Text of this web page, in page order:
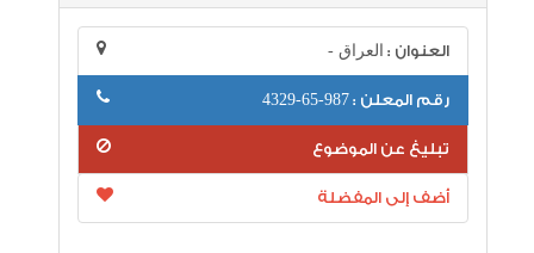
العنوان :العراق -
رقم المعلن :987-65-4329
تبليغ عن الموضوع
أضف إلى المفضلة